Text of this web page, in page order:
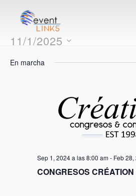
11/1/2025
En marcha
Sep 1, 2024 a las 8:00 am- Feb
CONGRESOS CRÉATION